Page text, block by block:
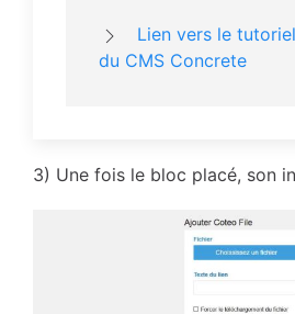
Lien vers le
du CMS Concrete
3) Une fois le bloc placé, son